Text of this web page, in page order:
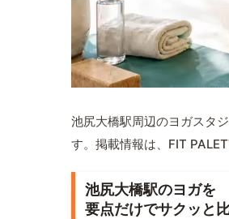
池尻大橋駅周辺のヨガスタ
す。掲載情報は、FIT
池尻大橋駅のヨガを
要点だけでサクッと